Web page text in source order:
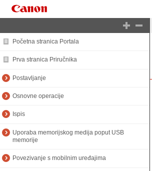
Početna stranica Portala
Prva stranica Priručnika
Postavljanje
Osnovne operacije
Ispis
Uporaba memorijskog medija poput USB
memorije
Povezivanje s mobilnim uređajima